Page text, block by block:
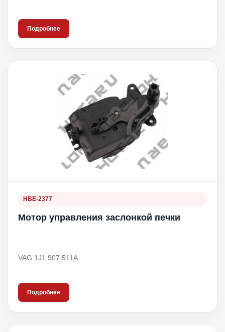
Подробнее
HBE-2377
Мотор управления заслонкой печки
VAG 1J1 907 511A
Подробнее